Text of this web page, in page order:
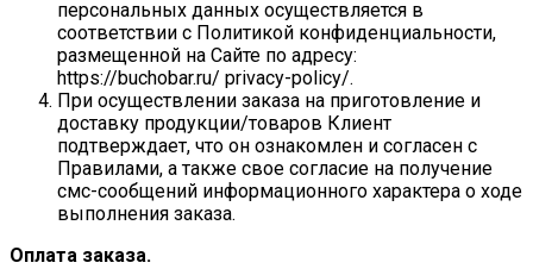
персональных данных осуществляется в
соответствии с Политикой конфиденциальности,
размещенной на Сайте по адресу:
https://buchobar.ru/ privacy-policy/.
При осуществлении заказа на приготовление и
доставку продукции/товаров Клиент
подтверждает, что он ознакомлен и согласен с
Правилами, а также свое согласие на получение
смс-сообщений информационного характера о ходе
выполнения заказа.
Оплата заказа.